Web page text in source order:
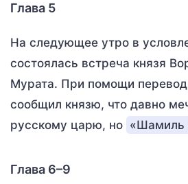
Глава 5
На следующее утро в
состоялась встреча князя
Мурата. При помощи
сообщил князю, что давно
русскому царю, но «Шамиль
Глава 6–9